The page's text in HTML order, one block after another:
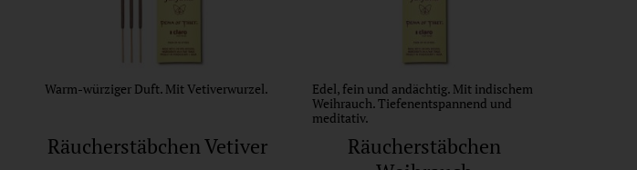
Warm-würziger Duft. Mit Vetiverwurzel.
Räucherstäbchen Vetiver
Edel, fein und andächtig. Mit indischem
Weihrauch. Tiefenentspannend und
meditativ.
Räucherstäbchen